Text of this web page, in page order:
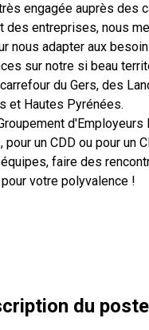
engagée auprès des
des entreprises, nous
nous adapter aux
sur notre si beau
du Gers, des
et Hautes Pyrénées.
d'Employeurs
pour un CDD ou pour un
faire des
votre polyvalence !
du poste